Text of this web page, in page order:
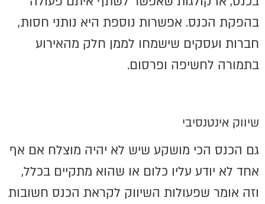
בהפקת הכנס. אפשרות נוספת היא נותני חסות,
חברות ועסקים שישמחו לממן חלק מהאירוע
בתמורה לחשיפה ופרסום.
שיווק אינטנסיבי
גם הכנס הכי מושקע שיש לא יהיה מוצלח אם אף
אחד לא יודע עליו כלום או שהוא מתקיים בכלל,
וזה אומר שפעולות השיווק לקראת הכנס חשובות